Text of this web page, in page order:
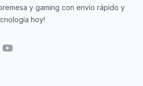
y gaming con envío rápido y
hoy!
YouTube